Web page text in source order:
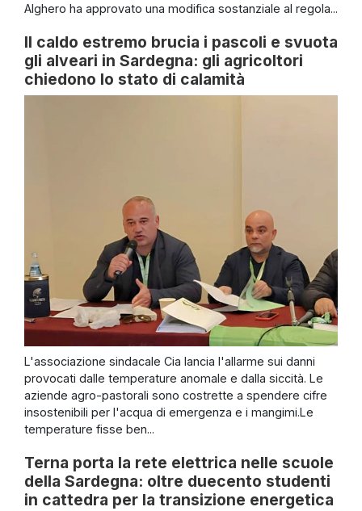
Alghero ha approvato una modifica sostanziale al regola...
Il caldo estremo brucia i pascoli e svuota
gli alveari in Sardegna: gli agricoltori
chiedono lo stato di calamità
L'associazione sindacale Cia lancia l'allarme sui danni
provocati dalle temperature anomale e dalla siccità. Le
aziende agro-pastorali sono costrette a spendere cifre
insostenibili per l'acqua di emergenza e i mangimi.Le
temperature fisse ben...
Terna porta la rete elettrica nelle scuole
della Sardegna: oltre duecento studenti
in cattedra per la transizione energetica